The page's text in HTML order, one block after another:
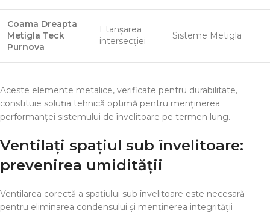
Coama Dreapta
Metigla Teck
Purnova
Etanșarea
intersecției
Sisteme Metigla
Aceste elemente metalice, verificate pentru durabilitate,
constituie soluția tehnică optimă pentru menținerea
performanței sistemului de învelitoare pe termen lung.
Ventilați spațiul sub învelitoare:
prevenirea umidității
Ventilarea corectă a spațiului sub învelitoare este necesară
pentru eliminarea condensului și menținerea integrității